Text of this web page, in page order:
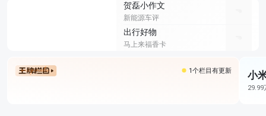
贺磊小作文
新能源车评
出行好物
马上来福香卡
1个栏目有更新 小
29.99